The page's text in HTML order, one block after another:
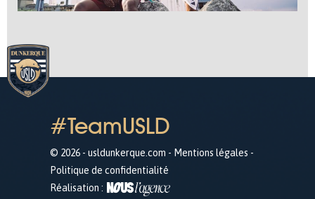
#TeamUSLD
© 2026 - usldunkerque.com - Mentions légales -
Politique de confidentialité
Réalisation :